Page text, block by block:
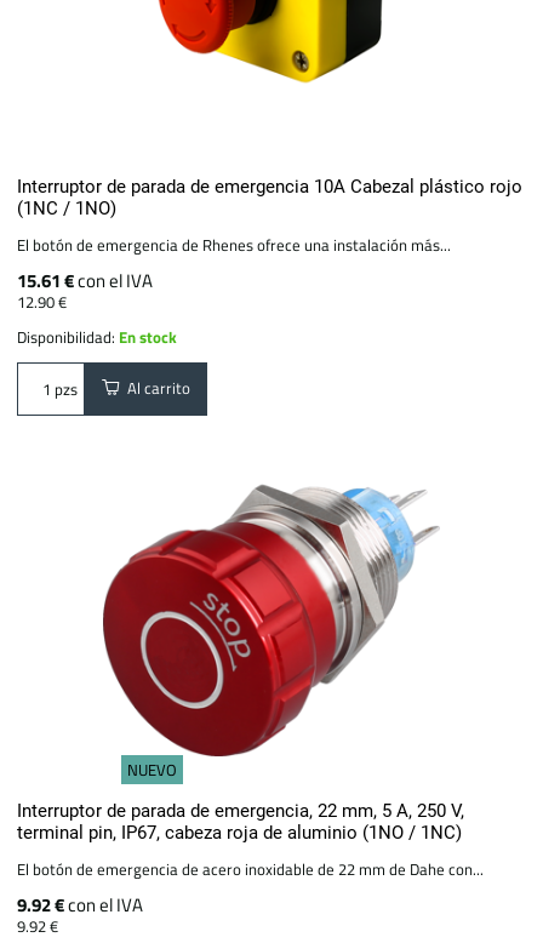
Interruptor de parada de emergencia 10A Cabezal plástico rojo
(1NC / 1NO)
El botón de emergencia de Rhenes ofrece una instalación más...
15.61 €con el IVA
12.90 €
Disponibilidad: En stock
pzs Al carrito
NUEVO
Interruptor de parada de emergencia, 22 mm, 5 A, 250 V,
terminal pin, IP67, cabeza roja de aluminio (1NO / 1NC)
El botón de emergencia de acero inoxidable de 22 mm de Dahe con...
9.92 €con el IVA
9.92 €